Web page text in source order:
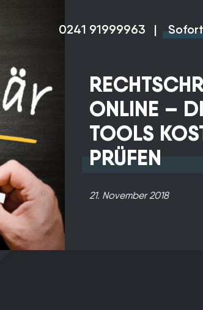
0241 91999963 |
Unsere
unverbindliche
Beratung liefert
ONLINE –
TOOLS
PRÜFEN
21. November 2018